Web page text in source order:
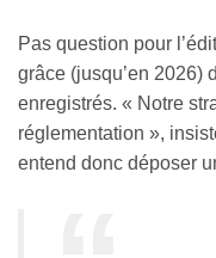
Pas question pour
grâce (jusqu’en 2026)
enregistrés. « Notre
réglementation »,
entend donc déposer